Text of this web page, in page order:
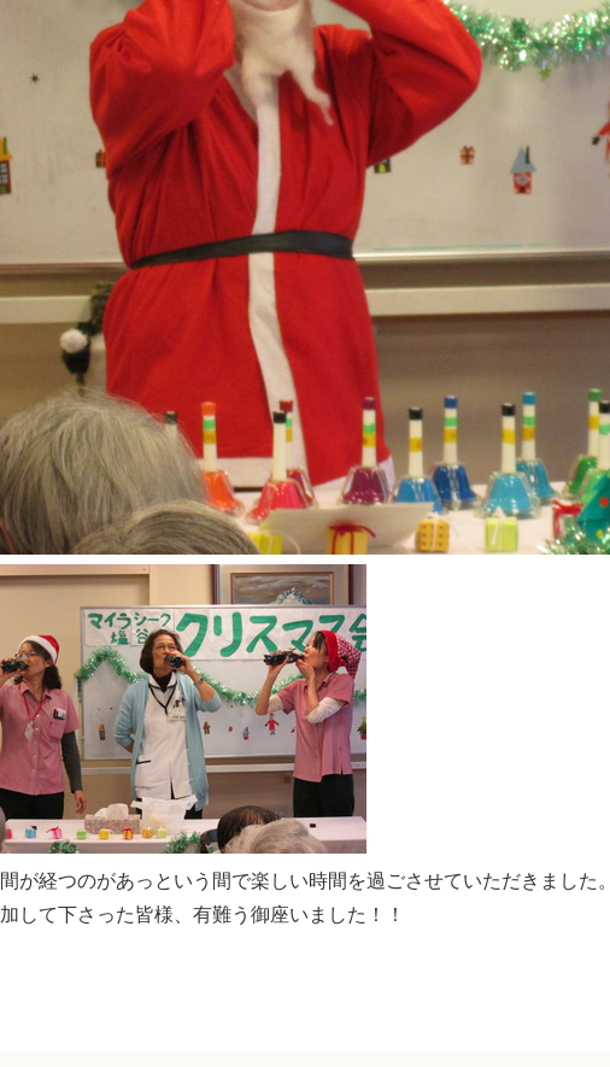
が経つのがあっという間で楽しい時間を過ごさせていただきました。
して下さった皆様、有難う御座いました！！